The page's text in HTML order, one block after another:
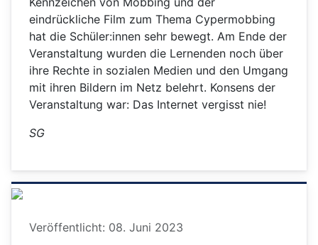
eindrückliche Film zum Thema Cypermobbing
hat die Schüler:innen sehr bewegt. Am Ende der
Veranstaltung wurden die Lernenden noch über
ihre Rechte in sozialen Medien und den Umgang
mit ihren Bildern im Netz belehrt. Konsens der
Veranstaltung war: Das Internet vergisst nie!
SG
Details
Veröffentlicht: 08. Juni 2023